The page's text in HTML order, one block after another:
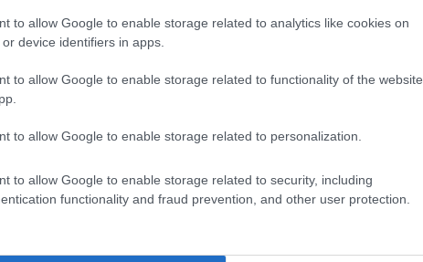
to allow Google to enable storage related to analytics like cookies on
device identifiers in apps.
to allow Google to enable storage related to functionality of the website
to allow Google to enable storage related to personalization.
to allow Google to enable storage related to security, including
functionality and fraud prevention, and other user protection.